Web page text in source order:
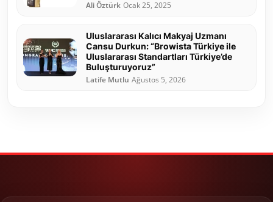
Ali Öztürk Ocak 25, 2025
Uluslararası Kalıcı Makyaj Uzmanı
Cansu Durkun: “Browista Türkiye ile
Uluslararası Standartları Türkiye’de
Buluşturuyoruz”
Latife Mutlu Ağustos 5, 2026